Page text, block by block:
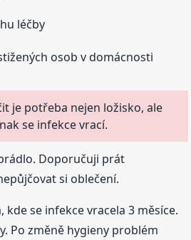
léčby
osob v domácnosti
je potřeba nejen ložisko, ale
se infekce vrací.
Doporučuji prát
si oblečení.
kde se infekce vracela 3 měsíce.
Po změně hygieny problém